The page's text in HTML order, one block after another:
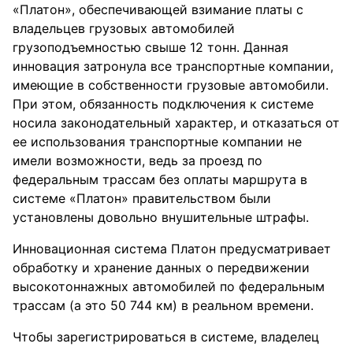
«Платон», обеспечивающей взимание платы с
владельцев грузовых автомобилей
грузоподъемностью свыше 12 тонн. Данная
инновация затронула все транспортные компании,
имеющие в собственности грузовые автомобили.
При этом, обязанность подключения к системе
носила законодательный характер, и отказаться от
ее использования транспортные компании не
имели возможности, ведь за проезд по
федеральным трассам без оплаты маршрута в
системе «Платон» правительством были
установлены довольно внушительные штрафы.
Инновационная система Платон предусматривает
обработку и хранение данных о передвижении
высокотоннажных автомобилей по федеральным
трассам (а это 50 744 км) в реальном времени.
Чтобы зарегистрироваться в системе, владелец